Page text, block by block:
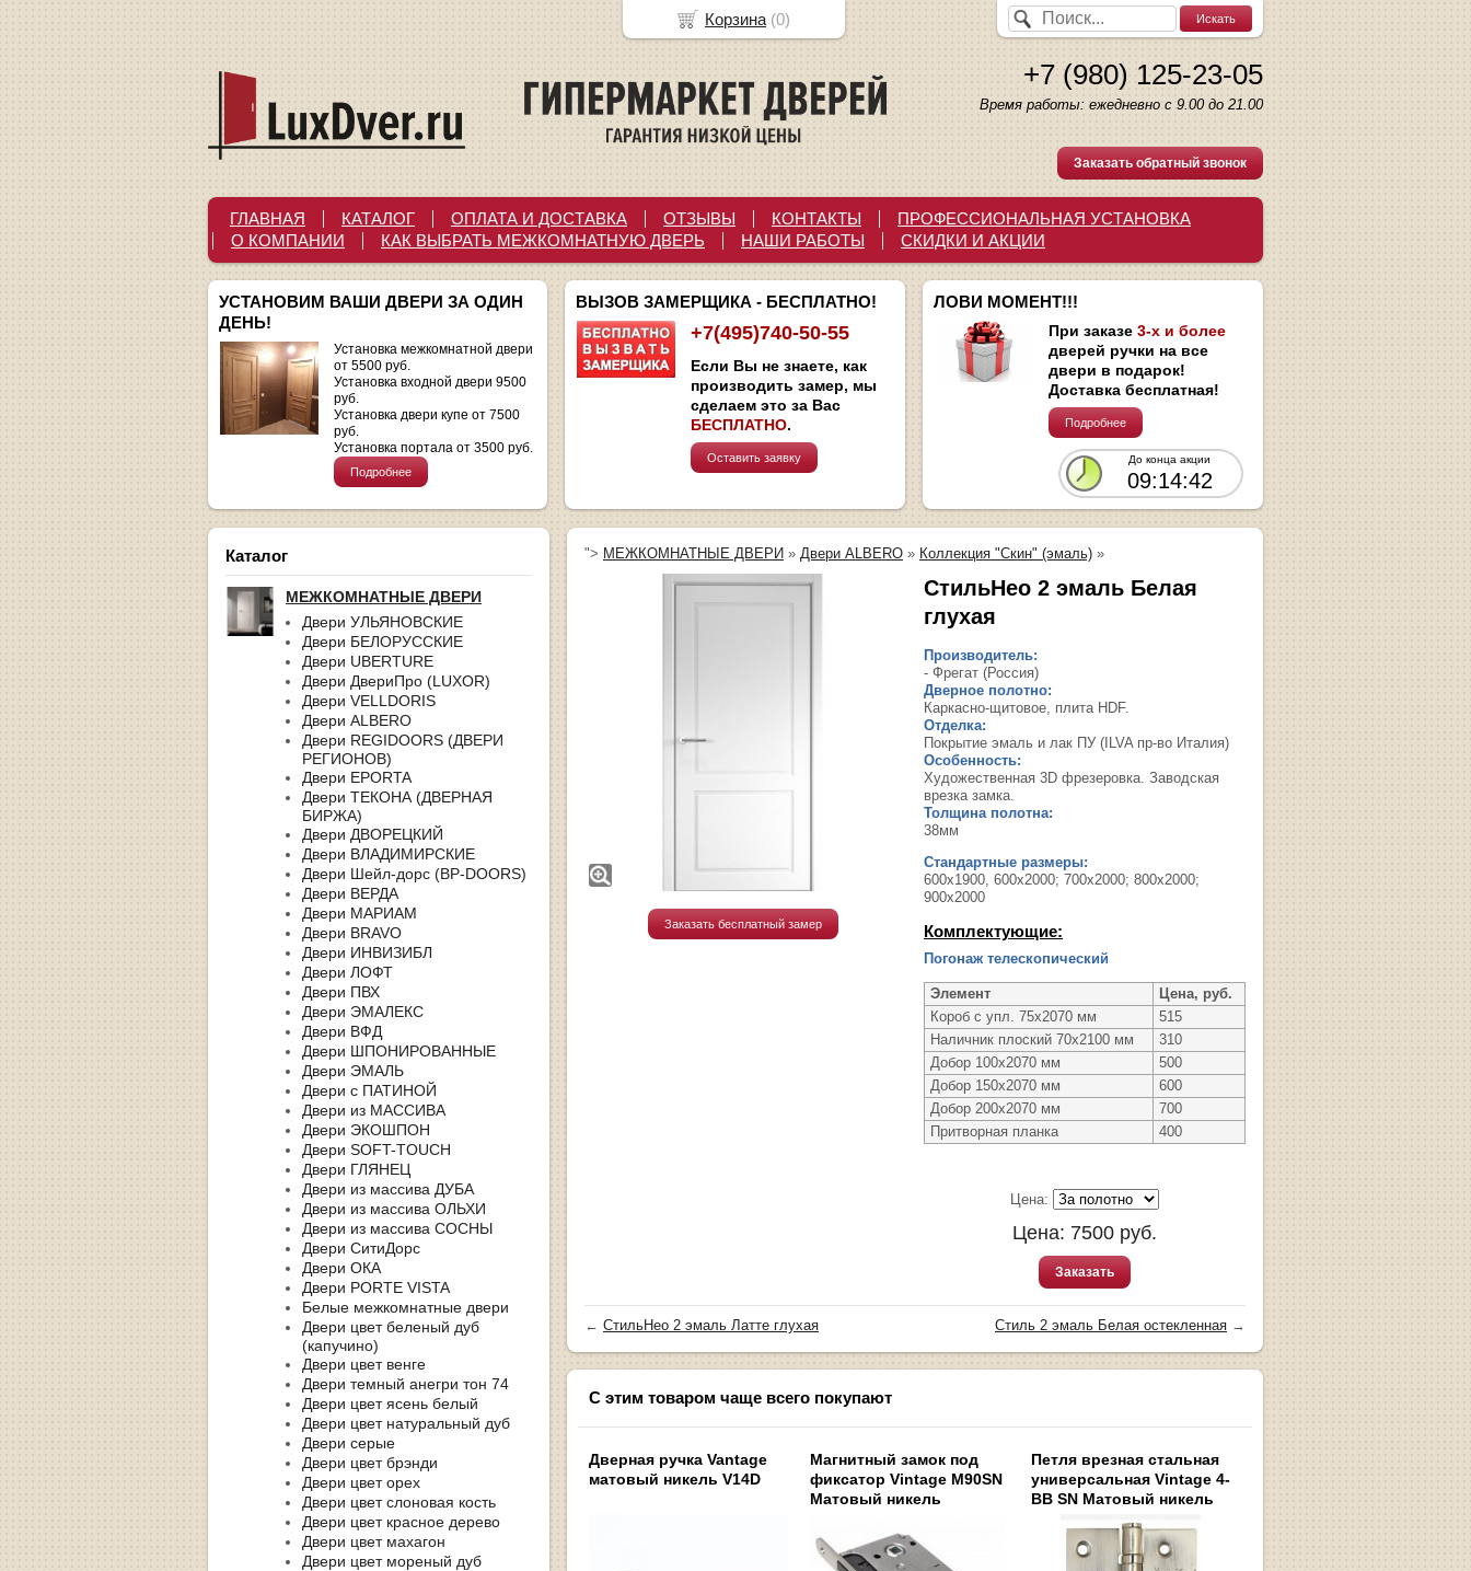
+7 (980) 125-23-05
Время работы: ежедневно с 9.00 до 21.00
Заказать обратный звонок
ГЛАВНАЯ КАТАЛОГ ОПЛАТА И ДОСТАВКА ОТЗЫВЫ КОНТАКТЫ
ПРОФЕССИОНАЛЬНАЯ УСТАНОВКА
О КОМПАНИИ
КАК ВЫБРАТЬ МЕЖКОМНАТНУЮ ДВЕРЬ НАШИ РАБОТЫ СКИДКИ И АКЦИИ
УСТАНОВИМ ВАШИ ДВЕРИ ЗА ОДИН
ДЕНЬ!
Установка межкомнатной двери
от 5500 руб.
Установка входной двери 9500
руб.
Установка двери купе от 7500
руб.
Установка портала от 3500 руб.
Подробнее
ВЫЗОВ ЗАМЕРЩИКА - БЕСПЛАТНО!
+7(495)740-50-55
Если Вы не знаете, как
производить замер, мы
сделаем это за Вас
БЕСПЛАТНО.
Оставить заявку
ЛОВИ МОМЕНТ!!!
При заказе 3-х и более
дверей ручки на все
двери в подарок!
Доставка бесплатная!
Подробнее
До конца акции
09:14:41
Каталог
МЕЖКОМНАТНЫЕ ДВЕРИ
Двери УЛЬЯНОВСКИЕ
Двери БЕЛОРУССКИЕ
Двери UBERTURE
Двери ДвериПро (LUXOR)
Двери VELLDORIS
Двери ALBERO
Двери REGIDOORS (ДВЕРИ
РЕГИОНОВ)
Двери EPORTA
Двери ТЕКОНА (ДВЕРНАЯ
БИРЖА)
Двери ДВОРЕЦКИЙ
Двери ВЛАДИМИРСКИЕ
Двери Шейл-дорс (BP-DOORS)
Двери ВЕРДА
Двери МАРИАМ
Двери BRAVO
Двери ИНВИЗИБЛ
Двери ЛОФТ
Двери ПВХ
Двери ЭМАЛЕКС
Двери ВФД
Двери ШПОНИРОВАННЫЕ
Двери ЭМАЛЬ
Двери с ПАТИНОЙ
Двери из МАССИВА
Двери ЭКОШПОН
Двери SOFT-TOUCH
Двери ГЛЯНЕЦ
Двери из массива ДУБА
Двери из массива ОЛЬХИ
Двери из массива СОСНЫ
Двери СитиДорс
Двери ОКА
Двери PORTE VISTA
Белые межкомнатные двери
Двери цвет беленый дуб
(капучино)
Двери цвет венге
Двери темный анегри тон 74
Двери цвет ясень белый
Двери цвет натуральный дуб
Двери серые
Двери цвет брэнди
Двери цвет орех
Двери цвет слоновая кость
Двери цвет красное дерево
Двери цвет махагон
Двери цвет мореный дуб
"> МЕЖКОМНАТНЫЕ ДВЕРИ » Двери ALBERO » Коллекция "Скин" (эмаль) »
Заказать бесплатный замер
СтильНео 2 эмаль Белая
глухая
Производитель:
- Фрегат (Россия)
Дверное полотно:
Каркасно-щитовое, плита HDF.
Отделка:
Покрытие эмаль и лак ПУ (ILVA пр-во Италия)
Особенность:
Художественная 3D фрезеровка. Заводская
врезка замка.
Толщина полотна:
38мм
Стандартные размеры:
600х1900, 600х2000; 700х2000; 800х2000;
900х2000
Комплектующие:
Погонаж телескопический
Элемент
Цена, руб.
Короб с упл. 75х2070 мм
515
Наличник плоский 70х2100 мм
310
Добор 100х2070 мм
500
Добор 150х2070 мм
600
Добор 200х2070 мм
700
Притворная планка
400
Цена:
Цена: 7500 руб.
Заказать
← СтильНео 2 эмаль Латте глухая Стиль 2 эмаль Белая остекленная →
С этим товаром чаще всего покупают
Дверная ручка Vantage
матовый никель V14D
Магнитный замок под
фиксатор Vintage M90SN
Матовый никель
Петля врезная стальная
универсальная Vintage 4-
BB SN Матовый никель
Корзина (0)